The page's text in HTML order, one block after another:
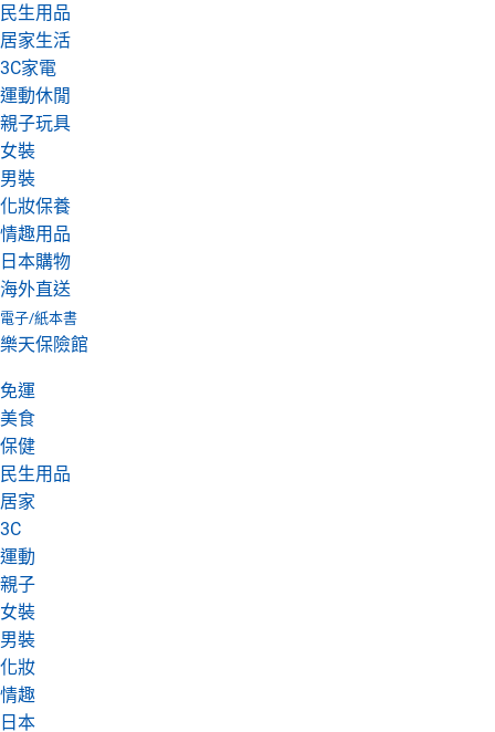
民生用品
居家生活
3C家電
運動休閒
親子玩具
女裝
男裝
化妝保養
情趣用品
日本購物
海外直送
電子/紙本書
樂天保險館
免運
美食
保健
民生用品
居家
3C
運動
親子
女裝
男裝
化妝
情趣
日本